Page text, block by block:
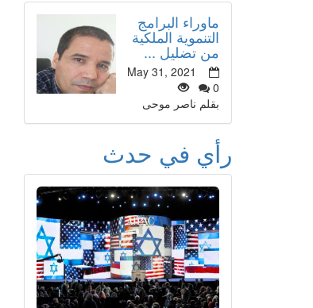
ماوراء البرامج
التنموية الملكية
من تضليل ...
May 31, 2021
0
بقلم ناصر موحى
رأي في حدث